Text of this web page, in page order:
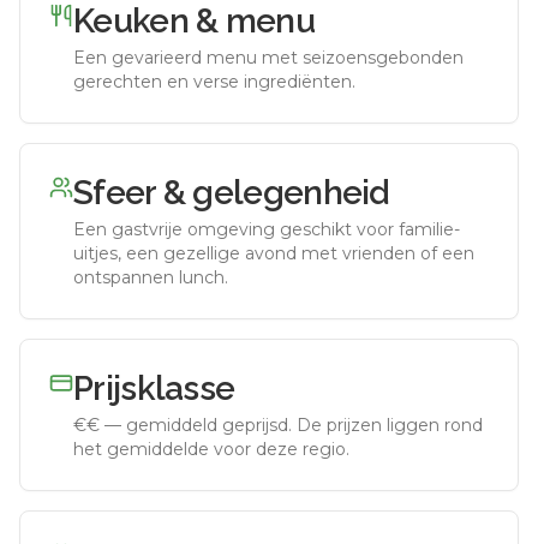
Keuken & menu
Een gevarieerd menu met seizoensgebonden
gerechten en verse ingrediënten.
Sfeer & gelegenheid
Een gastvrije omgeving geschikt voor familie-
uitjes, een gezellige avond met vrienden of een
ontspannen lunch.
Prijsklasse
€€ — gemiddeld geprijsd. De prijzen liggen rond
het gemiddelde voor deze regio.